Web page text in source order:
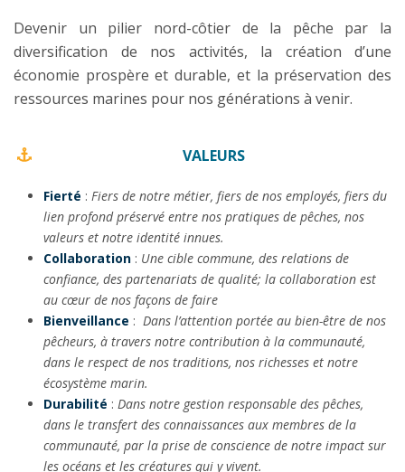
Devenir un pilier nord-côtier de la pêche par la
diversification de nos activités, la création d’une
économie prospère et durable, et la préservation des
ressources marines pour nos générations à venir.
VALEURS
Fierté : Fiers de notre métier, fiers de nos employés, fiers du
lien profond préservé entre nos pratiques de pêches, nos
valeurs et notre identité innues.
Collaboration: Une cible commune, des relations de
confiance, des partenariats de qualité; la collaboration est
au cœur de nos façons de faire
Bienveillance : Dans l’attention portée au bien-être de nos
pêcheurs, à travers notre contribution à la communauté,
dans le respect de nos traditions, nos richesses et notre
écosystème marin.
Durabilité : Dans notre gestion responsable des pêches,
dans le transfert des connaissances aux membres de la
communauté, par la prise de conscience de notre impact sur
les océans et les créatures qui y vivent.